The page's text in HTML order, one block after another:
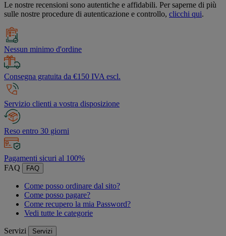
Le nostre recensioni sono autentiche e affidabili. Per saperne di più
sulle nostre procedure di autenticazione e controllo, clicchi qui.
Nessun minimo d'ordine
Consegna gratuita da €150 IVA escl.
Servizio clienti a vostra disposizione
Reso entro 30 giorni
Pagamenti sicuri al 100%
FAQ
FAQ
Come posso ordinare dal sito?
Come posso pagare?
Come recupero la mia Password?
Vedi tutte le categorie
Servizi Servizi